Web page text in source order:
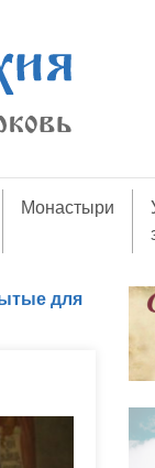
Монастыри
для